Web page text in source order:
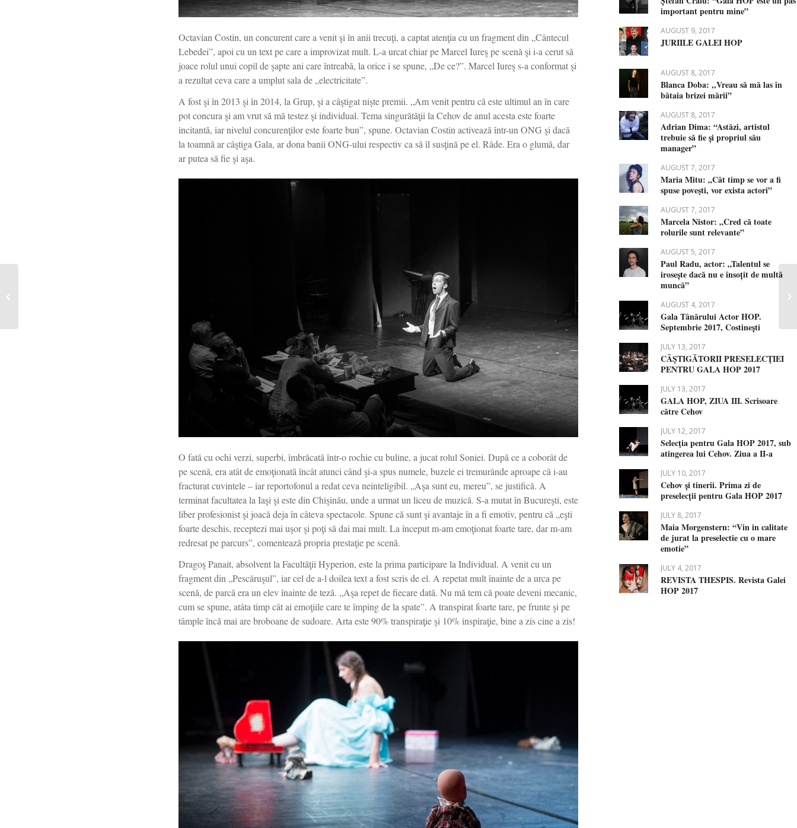
Octavian Costin, un concurent care a venit şi în anii trecuţi, a captat atenţia cu un fragment din „Cântecul
Lebedei”, apoi cu un text pe care a improvizat mult. L-a urcat chiar pe Marcel Iureş pe scenă şi i-a cerut să
joace rolul unui copil de şapte ani care întreabă, la orice i se spune, „De ce?”. Marcel Iureş s-a conformat şi
a rezultat ceva care a umplut sala de „electricitate”.
A fost şi în 2013 şi în 2014, la Grup, şi a câştigat nişte premii. „Am venit pentru că este ultimul an în care
pot concura şi am vrut să mă testez şi individual. Tema singurătăţii la Cehov de anul acesta este foarte
incitantă, iar nivelul concurenţilor este foarte bun”, spune. Octavian Costin activează într-un ONG şi dacă
la toamnă ar câştiga Gala, ar dona banii ONG-ului respectiv ca să îl susţină pe el. Râde. Era o glumă, dar
ar putea să fie şi aşa.
O fată cu ochi verzi, superbi, îmbrăcată într-o rochie cu buline, a jucat rolul Soniei. După ce a coborât de
pe scenă, era atât de emoţionată încât atunci când şi-a spus numele, buzele ei tremurânde aproape că i-au
fracturat cuvintele – iar reportofonul a redat ceva neinteligibil. „Aşa sunt eu, mereu”, se justifică. A
terminat facultatea la Iaşi şi este din Chişinău, unde a urmat un liceu de muzică. S-a mutat în Bucureşti, este
liber profesionist şi joacă deja în câteva spectacole. Spune că sunt şi avantaje în a fi emotiv, pentru că „eşti
foarte deschis, receptezi mai uşor şi poţi să dai mai mult. La început m-am emoţionat foarte tare, dar m-am
redresat pe parcurs”, comentează propria prestaţie pe scenă.
Dragoş Panait, absolvent la Facultăţii Hyperion, este la prima participare la Individual. A venit cu un
fragment din „Pescăruşul”, iar cel de a-l doilea text a fost scris de el. A repetat mult înainte de a urca pe
scenă, de parcă era un elev înainte de teză. „Aşa repet de fiecare dată. Nu mă tem că poate deveni mecanic,
cum se spune, atâta timp cât ai emoţiile care te împing de la spate”. A transpirat foarte tare, pe frunte şi pe
tâmple încă mai are broboane de sudoare. Arta este 90% transpiraţie şi 10% inspiraţie, bine a zis cine a zis!
important pentru mine”
AUGUST 9, 2017
JURIILE GALEI HOP
AUGUST 8, 2017
Blanca Doba: ,,Vreau să mă las în
bătaia brizei mării”
AUGUST 8, 2017
Adrian Dima: “Astăzi, artistul
trebuie să fie și propriul său
manager”
AUGUST 7, 2017
Maria Mitu: „Cât timp se vor a fi
spuse poveşti, vor exista actori”
AUGUST 7, 2017
Marcela Nistor: „Cred că toate
rolurile sunt relevante”
AUGUST 5, 2017
Paul Radu, actor: „Talentul se
irosește dacă nu e însoțit de multă
muncă”
AUGUST 4, 2017
Gala Tânărului Actor HOP.
Septembrie 2017, Costinești
JULY 13, 2017
CÂŞTIGĂTORII PRESELECŢIEI
PENTRU GALA HOP 2017
JULY 13, 2017
GALA HOP, ZIUA III. Scrisoare
către Cehov
JULY 12, 2017
Selecţia pentru Gala HOP 2017, sub
atingerea lui Cehov. Ziua a II-a
JULY 10, 2017
Cehov și tinerii. Prima zi de
preselecții pentru Gala HOP 2017
JULY 8, 2017
Maia Morgenstern: “Vin in calitate
de jurat la preselectie cu o mare
emotie”
JULY 4, 2017
REVISTA THESPIS. Revista Galei
HOP 2017